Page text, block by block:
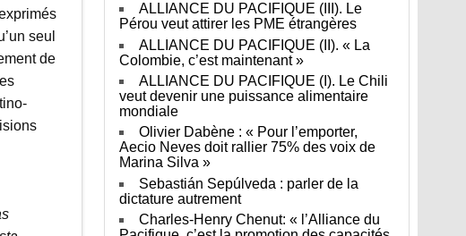
seul
de
ALLIANCE DU PACIFIQUE (III). Le
Pérou veut attirer les PME étrangères
ALLIANCE DU PACIFIQUE (II). « La
Colombie, c’est maintenant »
ALLIANCE DU PACIFIQUE (I). Le Chili
veut devenir une puissance alimentaire
mondiale
Olivier Dabène : « Pour l’emporter,
Aecio Neves doit rallier 75% des voix de
Marina Silva »
Sebastián Sepúlveda : parler de la
dictature autrement
Charles-Henry Chenut: « l’Alliance du